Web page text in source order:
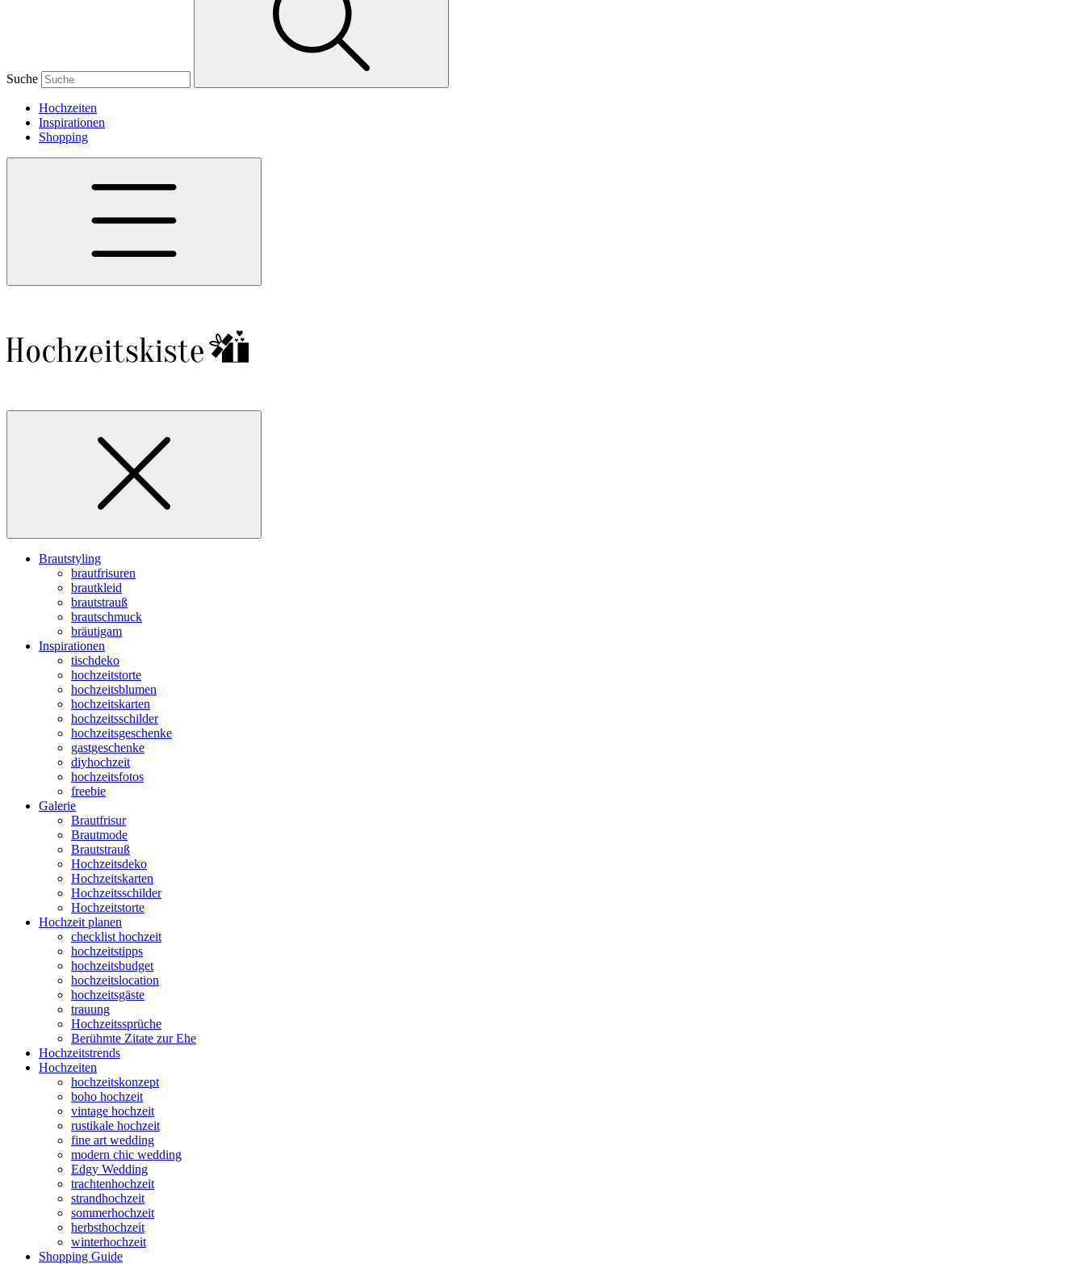
Suche
Hochzeiten
Inspirationen
Shopping
Brautstyling
brautfrisuren
brautkleid
brautstrauß
brautschmuck
bräutigam
Inspirationen
tischdeko
hochzeitstorte
hochzeitsblumen
hochzeitskarten
hochzeitsschilder
hochzeitsgeschenke
gastgeschenke
diyhochzeit
hochzeitsfotos
freebie
Galerie
Brautfrisur
Brautmode
Brautstrauß
Hochzeitsdeko
Hochzeitskarten
Hochzeitsschilder
Hochzeitstorte
Hochzeit planen
checklist hochzeit
hochzeitstipps
hochzeitsbudget
hochzeitslocation
hochzeitsgäste
trauung
Hochzeitssprüche
Berühmte Zitate zur Ehe
Hochzeitstrends
Hochzeiten
hochzeitskonzept
boho hochzeit
vintage hochzeit
rustikale hochzeit
fine art wedding
modern chic wedding
Edgy Wedding
trachtenhochzeit
strandhochzeit
sommerhochzeit
herbsthochzeit
winterhochzeit
Shopping Guide